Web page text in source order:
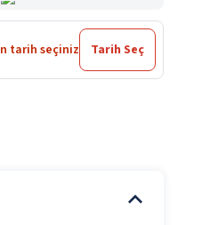
tarih seçiniz Tarih Seç